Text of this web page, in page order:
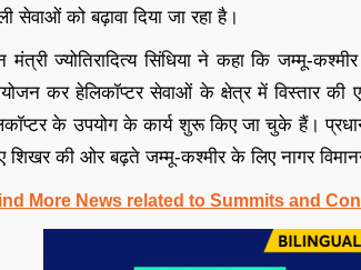
को बढ़ावा दिया जा रहा है।
ज्योतिरादित्य सिंधिया ने कहा कि जम्मू-
कर हेलिकॉप्टर सेवाओं के क्षेत्र में विस्तार
के उपयोग के कार्य शुरू किए जा चुके हैं।
की ओर बढ़ते जम्मू-कश्मीर के लिए नागर विमानन
More News related to Summits and